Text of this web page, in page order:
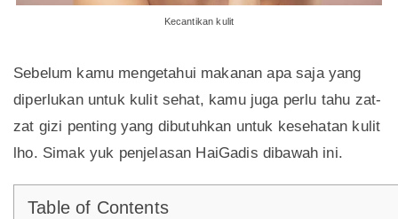
Kecantikan kulit
Sebelum kamu mengetahui makanan apa saja yang
diperlukan untuk kulit sehat, kamu juga perlu tahu zat-
zat gizi penting yang dibutuhkan untuk kesehatan kulit
lho. Simak yuk penjelasan HaiGadis dibawah ini.
Table of Contents